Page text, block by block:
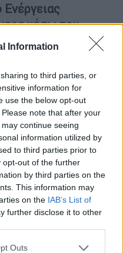
Information
to third parties, or
information for
use the below opt-out
note that after your
continue seeing
information utilized by
to third parties prior to
opt-out of the further
by third parties on the
This information may
on the IAB’s List of
further disclose it to other
one or more Google
Outs
Ενέργειας
μέσω του
ζημιές σε
και υποσταθμούς
της Οδησσού
στη διάρκεια της
μη
ενώ άλλα23
αντίμετρα.
ότι η
γύρω στα 15
πάνω από την